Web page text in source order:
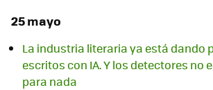
25 mayo
La industria literaria ya está dando
escritos con IA. Y los detectores no
para nada